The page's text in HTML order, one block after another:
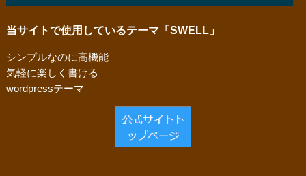
当サイトで使用しているテーマ「SWELL」
シンプルなのに高機能
気軽に楽しく書ける
wordpressテーマ